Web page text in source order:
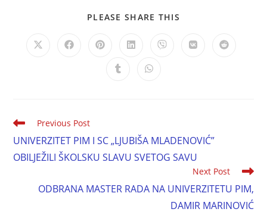
PLEASE SHARE THIS
Previous Post
UNIVERZITET PIM I SC „LJUBIŠA MLADENOVIĆ”
OBILJEŽILI ŠKOLSKU SLAVU SVETOG SAVU
Next Post
ODBRANA MASTER RADA NA UNIVERZITETU PIM,
DAMIR MARINOVIĆ